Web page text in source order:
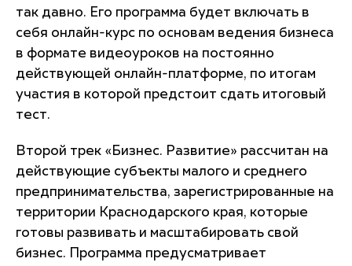
так давно. Его программа будет включать в
себя онлайн-курс по основам ведения бизнеса
в формате видеоуроков на постоянно
действующей онлайн-платформе, по итогам
участия в которой предстоит сдать итоговый
тест.
Второй трек «Бизнес. Развитие» рассчитан на
действующие субъекты малого и среднего
предпринимательства, зарегистрированные на
территории Краснодарского края, которые
готовы развивать и масштабировать свой
бизнес. Программа предусматривает